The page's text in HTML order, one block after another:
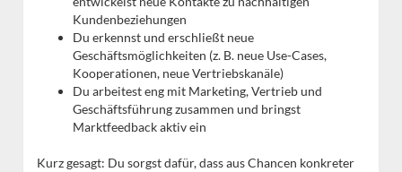
Kundenbeziehungen
Du erkennst und erschließt neue
Geschäftsmöglichkeiten (z. B. neue Use-Cases,
Kooperationen, neue Vertriebskanäle)
Du arbeitest eng mit Marketing, Vertrieb und
Geschäftsführung zusammen und bringst
Marktfeedback aktiv ein
Kurz gesagt: Du sorgst dafür, dass aus Chancen konkreter